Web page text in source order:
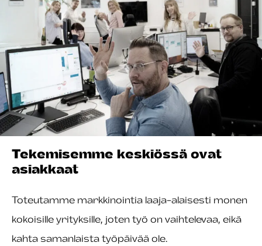
Tekemisemme keskiössä ovat
asiakkaat
Toteutamme markkinointia laaja-alaisesti monen
kokoisille yrityksille, joten työ on vaihtelevaa, eikä
kahta samanlaista työpäivää ole.